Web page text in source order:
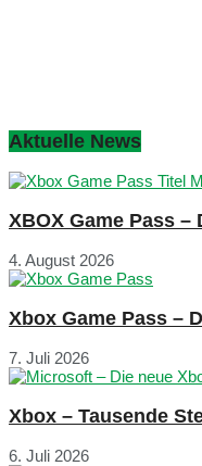
Aktuelle News
XBOX Game Pass
4. August 2026
Xbox Game Pass –
7. Juli 2026
Xbox – Tausende
6. Juli 2026